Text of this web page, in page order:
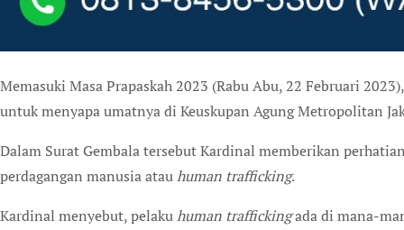
Memasuki Masa Prapaskah 2023 (Rabu Abu, 22 Februari
untuk menyapa umatnya di Keuskupan Agung Metropolitan
Dalam Surat Gembala tersebut Kardinal memberikan
perdagangan manusia atauhuman trafficking.
Kardinal menyebut, pelakuhuman traffickingada di mana-